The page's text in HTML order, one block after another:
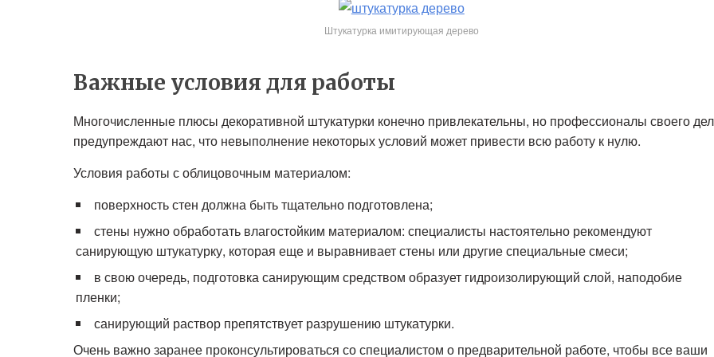
Штукатурка имитирующая дерево
Важные условия для работы
Многочисленные плюсы декоративной штукатурки конечно привлекательны, но профессионалы своего
предупреждают нас, что невыполнение некоторых условий может привести всю работу к нулю.
Условия работы с облицовочным материалом:
поверхность стен должна быть тщательно подготовлена;
стены нужно обработать влагостойким материалом: специалисты настоятельно рекомендуют
санирующую штукатурку, которая еще и выравнивает стены или другие специальные смеси;
в свою очередь, подготовка санирующим средством образует гидроизолирующий слой, наподобие
пленки;
санирующий раствор препятствует разрушению штукатурки.
Очень важно заранее проконсультироваться со специалистом о предварительной работе, чтобы все ваши